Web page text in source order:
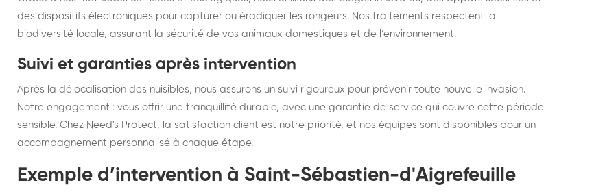
des dispositifs électroniques pour capturer ou éradiquer les rongeurs. Nos traitements respectent la
biodiversité locale, assurant la sécurité de vos animaux domestiques et de l’environnement.
Suivi et garanties après intervention
Après la délocalisation des nuisibles, nous assurons un suivi rigoureux pour prévenir toute nouvelle invasion.
Notre engagement : vous offrir une tranquillité durable, avec une garantie de service qui couvre cette période
sensible. Chez Need's Protect, la satisfaction client est notre priorité, et nos équipes sont disponibles pour un
accompagnement personnalisé à chaque étape.
Exemple d’intervention à Saint-Sébastien-d'Aigrefeuille